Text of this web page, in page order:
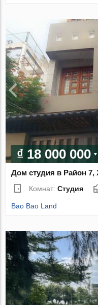
₫ 18 000 000
Дом студия в Район
Комнат:Студия
Bao Bao Land